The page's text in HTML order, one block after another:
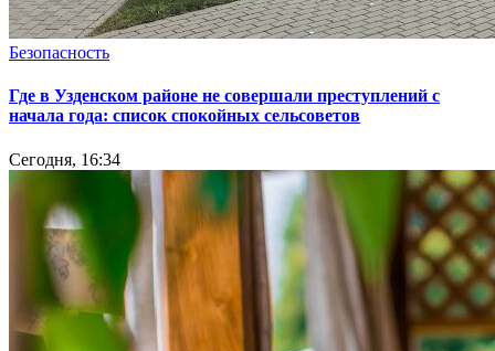
Безопасность
Где в Узденском районе не совершали преступлений с
начала года: список спокойных сельсоветов
Сегодня, 16:34